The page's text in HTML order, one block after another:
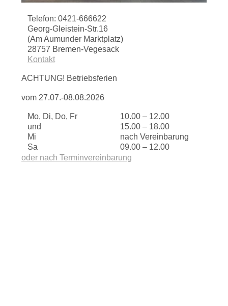
Telefon: 0421-666622
Georg-Gleistein-Str.16
(Am Aumunder Marktplatz)
28757 Bremen-Vegesack
Kontakt
ACHTUNG! Betriebsferien
vom 27.07.-08.08.2026
Mo, Di, Do, Fr
10.00 – 12.00
und
15.00 – 18.00
Mi
nach Vereinbarung
Sa
09.00 – 12.00
oder nach Terminvereinbarung